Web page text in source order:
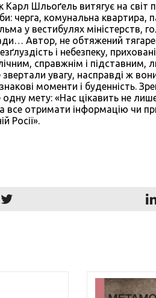
Карл Шльоґель витягує на світ
черга, комунальна квартира,
у вестибулях міністерств,
Автор, не обтяжений
і небезпеку,
справжнім і підставним,
увагу, насправді ж
знакові моменти і буденність.
мету: «Нас цікавить не
все отримати інформацію чи
Росії».